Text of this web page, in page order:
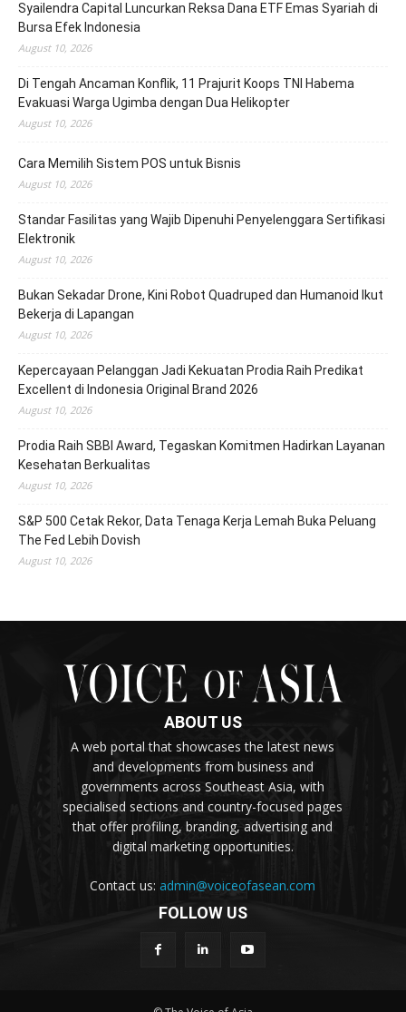
Syailendra Capital Luncurkan Reksa Dana ETF Emas Syariah di
Bursa Efek Indonesia
August 10, 2026
Di Tengah Ancaman Konflik, 11 Prajurit Koops TNI Habema
Evakuasi Warga Ugimba dengan Dua Helikopter
August 10, 2026
Cara Memilih Sistem POS untuk Bisnis
August 10, 2026
Standar Fasilitas yang Wajib Dipenuhi Penyelenggara Sertifikasi
Elektronik
August 10, 2026
Bukan Sekadar Drone, Kini Robot Quadruped dan Humanoid Ikut
Bekerja di Lapangan
August 10, 2026
Kepercayaan Pelanggan Jadi Kekuatan Prodia Raih Predikat
Excellent di Indonesia Original Brand 2026
August 10, 2026
Prodia Raih SBBI Award, Tegaskan Komitmen Hadirkan Layanan
Kesehatan Berkualitas
August 10, 2026
S&P 500 Cetak Rekor, Data Tenaga Kerja Lemah Buka Peluang
The Fed Lebih Dovish
August 10, 2026
ABOUT US
A web portal that showcases the latest news
and developments from business and
governments across Southeast Asia, with
specialised sections and country-focused pages
that offer profiling, branding, advertising and
digital marketing opportunities.
Contact us:admin@voiceofasean.com
FOLLOW US